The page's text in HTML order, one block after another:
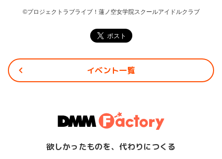
©プロジェクトラブライブ！蓮ノ空女学院スクールアイドルクラブ
イベント一覧
欲しかったものを、代わりにつくる